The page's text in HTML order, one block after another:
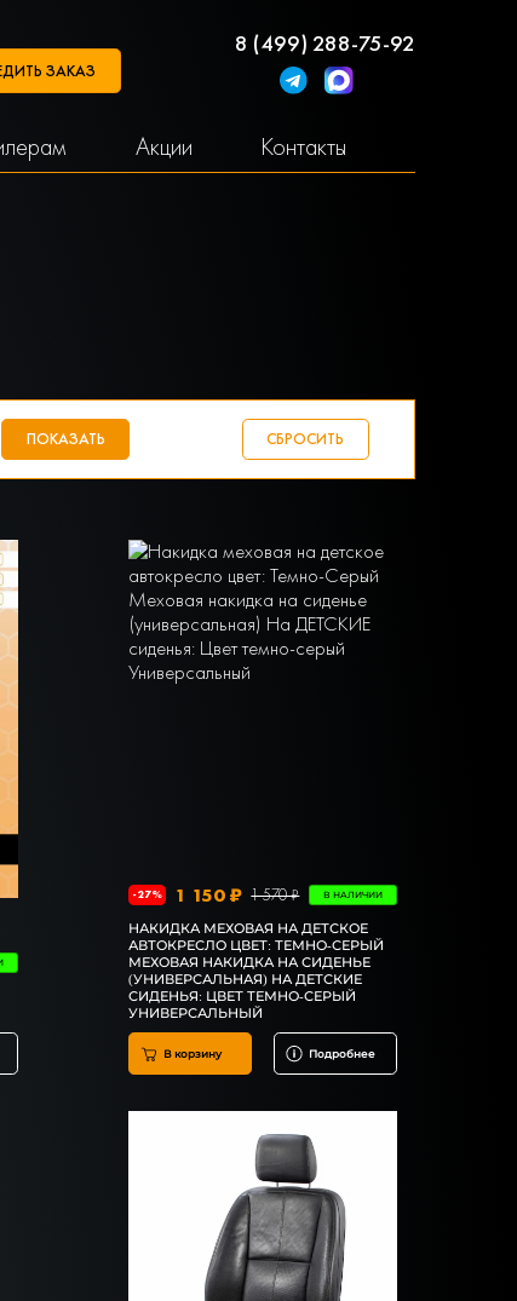
ЗАКАЗ
8 (499) 288-75-92
Акции Контакты
-27% 1 150 ₽ 1 570 ₽ В НАЛИЧИИ
НАКИДКА МЕХОВАЯ НА ДЕТСКОЕ
АВТОКРЕСЛО ЦВЕТ: ТЕМНО-СЕРЫЙ
МЕХОВАЯ НАКИДКА НА СИДЕНЬЕ
(УНИВЕРСАЛЬНАЯ) НА ДЕТСКИЕ
СИДЕНЬЯ: ЦВЕТ ТЕМНО-СЕРЫЙ
УНИВЕРСАЛЬНЫЙ
В корзину Подробнее